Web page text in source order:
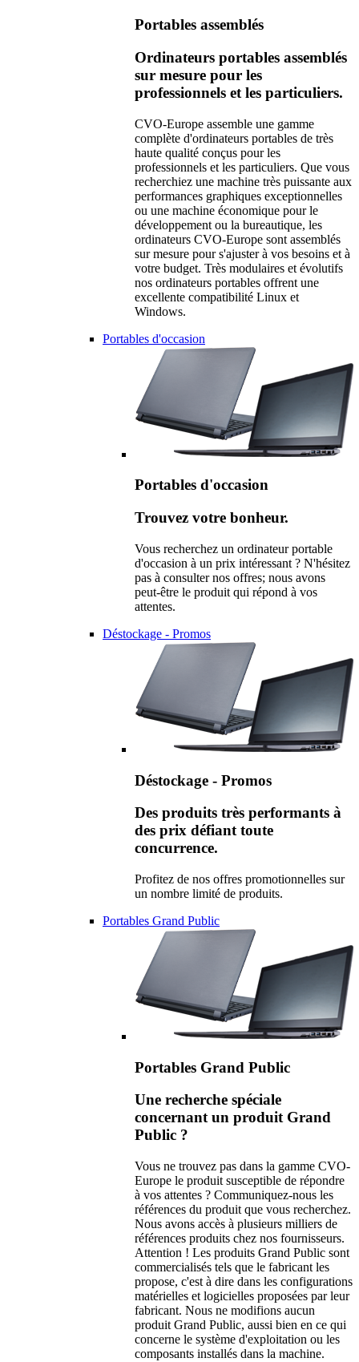
Portables assemblés
Ordinateurs portables assemblés
sur mesure pour les
professionnels et les particuliers.
CVO-Europe assemble une gamme
complète d'ordinateurs portables de très
haute qualité conçus pour les
professionnels et les particuliers. Que vous
recherchiez une machine très puissante aux
performances graphiques exceptionnelles
ou une machine économique pour le
développement ou la bureautique, les
ordinateurs CVO-Europe sont assemblés
sur mesure pour s'ajuster à vos besoins et à
votre budget. Très modulaires et évolutifs
nos ordinateurs portables offrent une
excellente compatibilité Linux et
Windows.
Portables d'occasion
Portables d'occasion
Trouvez votre bonheur.
Vous recherchez un ordinateur portable
d'occasion à un prix intéressant ? N'hésitez
pas à consulter nos offres; nous avons
peut-être le produit qui répond à vos
attentes.
Déstockage - Promos
Déstockage - Promos
Des produits très performants à
des prix défiant toute
concurrence.
Profitez de nos offres promotionnelles sur
un nombre limité de produits.
Portables Grand Public
Portables Grand Public
Une recherche spéciale
concernant un produit Grand
Public ?
Vous ne trouvez pas dans la gamme CVO-
Europe le produit susceptible de répondre
à vos attentes ? Communiquez-nous les
références du produit que vous recherchez.
Nous avons accès à plusieurs milliers de
références produits chez nos fournisseurs.
Attention ! Les produits Grand Public sont
commercialisés tels que le fabricant les
propose, c'est à dire dans les configurations
matérielles et logicielles proposées par leur
fabricant. Nous ne modifions aucun
produit Grand Public, aussi bien en ce qui
concerne le système d'exploitation ou les
composants installés dans la machine.